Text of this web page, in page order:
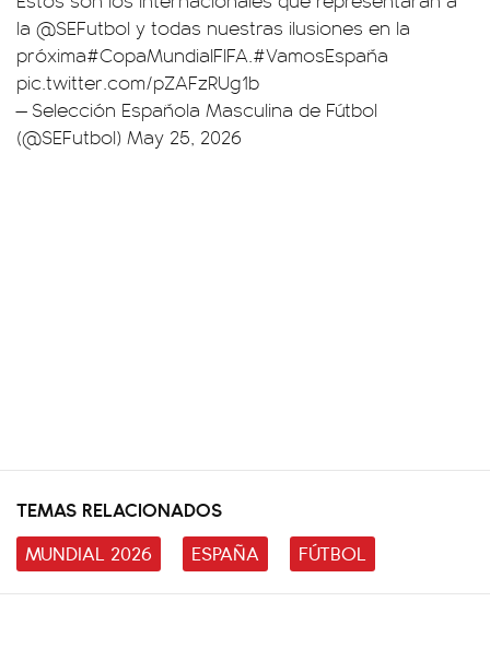
la @SEFutbol y todas nuestras ilusiones en la
próxima#CopaMundialFIFA.#VamosEspaña
pic.twitter.com/pZAFzRUg1b
— Selección Española Masculina de Fútbol
(@SEFutbol) May 25, 2026
TEMAS RELACIONADOS
MUNDIAL 2026
ESPAÑA FÚTBOL